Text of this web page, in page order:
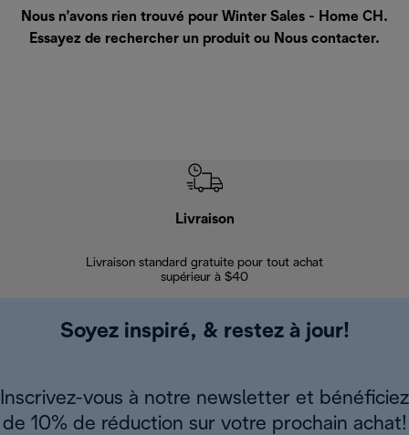
Nous n’avons rien trouvé pour Winter Sales - Home CH.
Essayez de rechercher un produit ou Nous contacter.
Livraison
Livraison standard gratuite pour tout achat
supérieur à $40
Soyez inspiré, & restez à jour!
Inscrivez-vous à notre newsletter et bénéficiez
de 10% de réduction sur votre prochain achat!